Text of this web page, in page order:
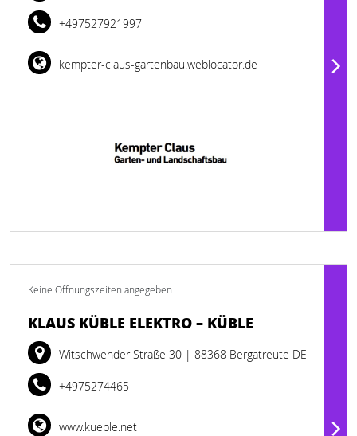
+497527921997
kempter-claus-gartenbau.weblocator.de
Keine Öffnungszeiten angegeben
KLAUS KÜBLE ELEKTRO – KÜBLE
Witschwender Straße 30 | 88368 Bergatreute DE
+4975274465
www.kueble.net